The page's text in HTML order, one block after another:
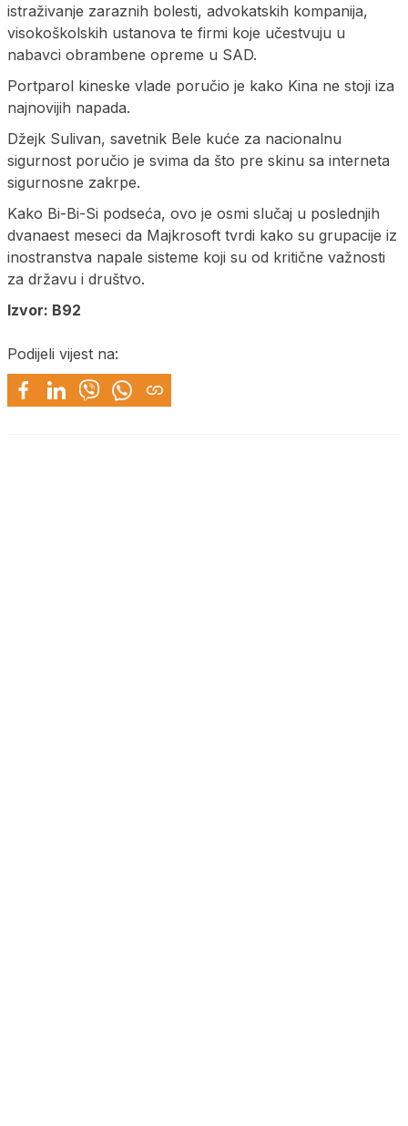
istraživanje zaraznih bolesti, advokatskih kompanija,
visokoškolskih ustanova te firmi koje učestvuju u
nabavci obrambene opreme u SAD.
Portparol kineske vlade poručio je kako Kina ne stoji iza
najnovijih napada.
Džejk Sulivan, savetnik Bele kuće za nacionalnu
sigurnost poručio je svima da što pre skinu sa interneta
sigurnosne zakrpe.
Kako Bi-Bi-Si podseća, ovo je osmi slučaj u poslednjih
dvanaest meseci da Majkrosoft tvrdi kako su grupacije iz
inostranstva napale sisteme koji su od kritične važnosti
za državu i društvo.
Izvor: B92
Podijeli vijest na: